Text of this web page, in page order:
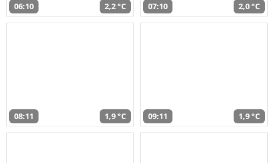
06:10 2,2 °C 07:10 2,0 °C
08:11 1,9 °C 09:11 1,9 °C